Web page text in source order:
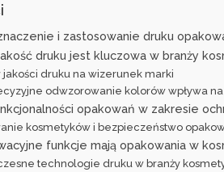
i zastosowanie druku
druku jest kluczowa w branży
jakości druku na wizerunek marki
odwzorowanie kolorów wpływa
opakowań w zakresie
kosmetyków i bezpieczeństwo
funkcje mają opakowania w
technologie druku w branży